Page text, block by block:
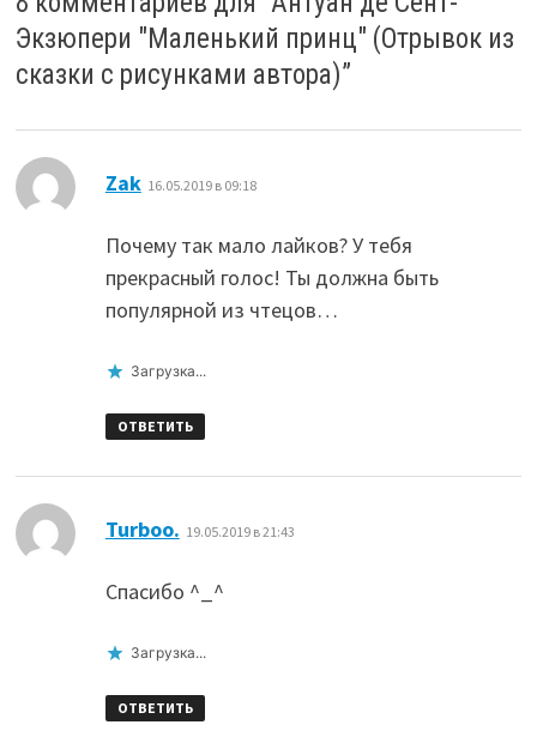
Экзюпери "Маленький принц" (Отрывок из
сказки с рисунками автора)”
Zak: 16.05.2019 в 09:18
Почему так мало лайков? У тебя
прекрасный голос! Ты должна быть
популярной из чтецов…
Загрузка...
ОТВЕТИТЬ
Turboo. 19.05.2019 в 21:43
Спасибо ^_^
Загрузка...
ОТВЕТИТЬ